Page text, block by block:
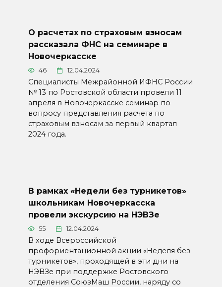
О расчетах по страховым взносам
рассказала ФНС на семинаре в
Новочеркасске
46 12.04.2024
Специалисты Межрайонной ИФНС России
№ 13 по Ростовской области провели 11
апреля в Новочеркасске семинар по
вопросу представления расчета по
страховым взносам за первый квартал
2024 года.
В рамках «Недели без турникетов»
школьникам Новочеркасска
провели экскурсию на НЭВЗе
55 12.04.2024
В ходе Всероссийской
профориентационной акции «Неделя без
турникетов», проходящей в эти дни на
НЭВЗе при поддержке Ростовского
отделения СоюзМаш России, наряду со